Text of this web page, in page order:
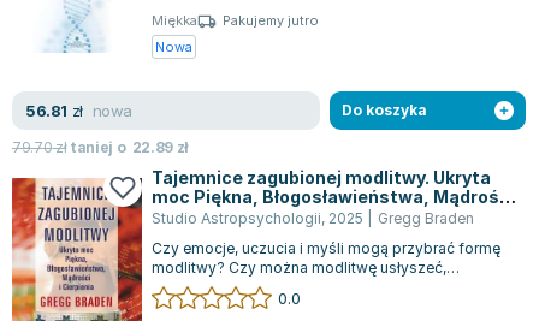
Piotr Latocha
Michael Scott
Jarosław Iwaszkiewicz
Joseph Murphy
Jan Sztaudynger
Aleksander Puszkin
Oscar Wilde
Małgorzata Ohme
Maddie Ziegler
Miękka
Pakujemy jutro
Nowa
56.81 zł nowa
79.70złtaniej o 22.89 zł
Do koszyka
Tajemnice zagubionej modlitwy. Ukryta
moc Piękna, Błogosławieństwa, Mądrości i
Cierpienia
Studio Astropsychologii, 2025
Gregg Braden
Czy emocje, uczucia i myśli mogą przybrać formę
modlitwy? Czy można modlitwę usłyszeć,
zobaczyć lub odczuć? Świat pełen jest różno...
0.0